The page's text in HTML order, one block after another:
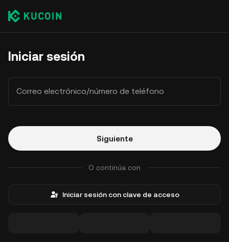
Iniciar sesión
Correo electrónico/número de teléfono
Siguiente
O continúa con
Iniciar sesión con clave de acceso